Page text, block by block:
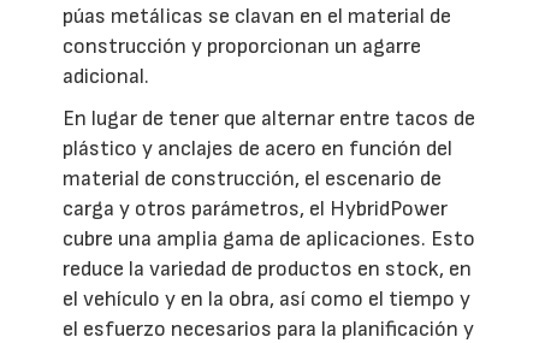
púas metálicas se clavan en el material de
construcción y proporcionan un agarre
adicional.
En lugar de tener que alternar entre tacos de
plástico y anclajes de acero en función del
material de construcción, el escenario de
carga y otros parámetros, el HybridPower
cubre una amplia gama de aplicaciones. Esto
reduce la variedad de productos en stock, en
el vehículo y en la obra, así como el tiempo y
el esfuerzo necesarios para la planificación y